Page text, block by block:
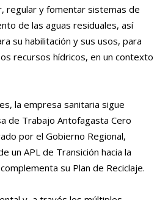
regular y fomentar sistemas de
de las aguas residuales, así
su habilitación y sus usos, para
recursos hídricos, en un contexto
la empresa sanitaria sigue
de Trabajo Antofagasta Cero
por el Gobierno Regional,
un APL de Transición hacia la
su Plan de Reciclaje.